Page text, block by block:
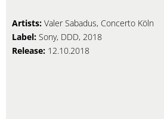
Artists: Valer Sabadus, Concerto Köln
Label: Sony, DDD, 2018
Release: 12.10.2018